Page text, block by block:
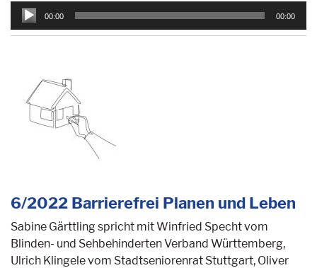
Audio-
Player
00:00 00:00
6/2022 Barrierefrei Planen und Leben
Sabine Gärttling spricht mit Winfried Specht vom
Blinden- und Sehbehinderten Verband Württemberg,
Ulrich Klingele vom Stadtseniorenrat Stuttgart, Oliver